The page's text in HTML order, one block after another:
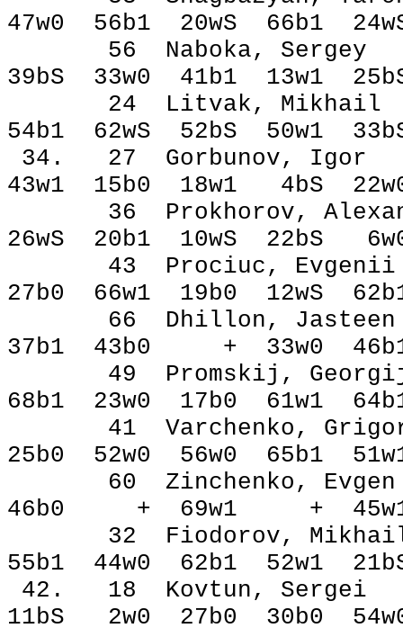
47w0 56b1 20wЅ 66b1
56 Naboka,
39bЅ 33w0 41b1 13w1
24 Litvak,
54b1 62wЅ 52bЅ 50w1
34. 27 Gorbunov,
43w1 15b0 18w1 4bЅ
36 Prokhorov,
26wЅ 20b1 10wЅ 22bЅ
43 Prociuc,
27b0 66w1 19b0 12wЅ
66 Dhillon,
37b1 43b0 + 33w0
49 Promskij,
68b1 23w0 17b0 61w1
41 Varchenko,
25b0 52w0 56w0 65b1
60 Zinchenko,
46b0 + 69w1 +
32 Fiodorov,
55b1 44w0 62b1 52w1
42. 18 Kovtun,
11bЅ 2w0 27b0 30b0